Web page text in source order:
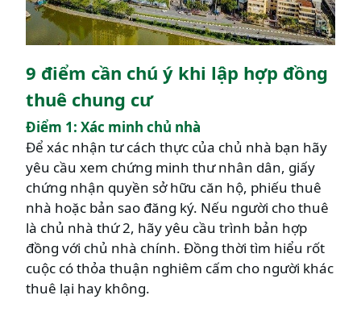
9 điểm cần chú ý khi lập hợp đồng
thuê chung cư
Điểm 1: Xác minh chủ nhà
Để xác nhận tư cách thực của chủ nhà bạn hãy
yêu cầu xem chứng minh thư nhân dân, giấy
chứng nhận quyền sở hữu căn hộ, phiếu thuê
nhà hoặc bản sao đăng ký. Nếu người cho thuê
là chủ nhà thứ 2, hãy yêu cầu trình bản hợp
đồng với chủ nhà chính. Đồng thời tìm hiểu rốt
cuộc có thỏa thuận nghiêm cấm cho người khác
thuê lại hay không.